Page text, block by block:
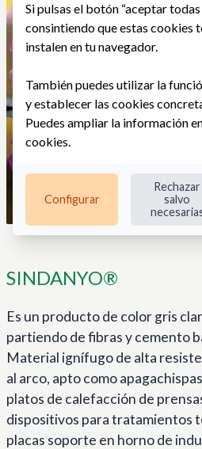
SINDANYO®
Es un producto de color gris
partiendo de fibras y cemento
Material ignífugo de alta
al arco, apto como
platos de calefacción de
dispositivos para tratamientos
placas soporte en horno de
Si pulsas el botón “aceptar
consintiendo que estas cookies
instalen en tu navegador.
También puedes utilizar la
y establecer las cookies
Puedes ampliar la información
cookies.
Configurar
Rechazar
salvo